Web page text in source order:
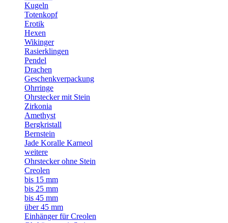
Kugeln
Totenkopf
Erotik
Hexen
Wikinger
Rasierklingen
Pendel
Drachen
Geschenkverpackung
Ohrringe
Ohrstecker mit Stein
Zirkonia
Amethyst
Bergkristall
Bernstein
Jade Koralle Karneol
weitere
Ohrstecker ohne Stein
Creolen
bis 15 mm
bis 25 mm
bis 45 mm
über 45 mm
Einhänger für Creolen